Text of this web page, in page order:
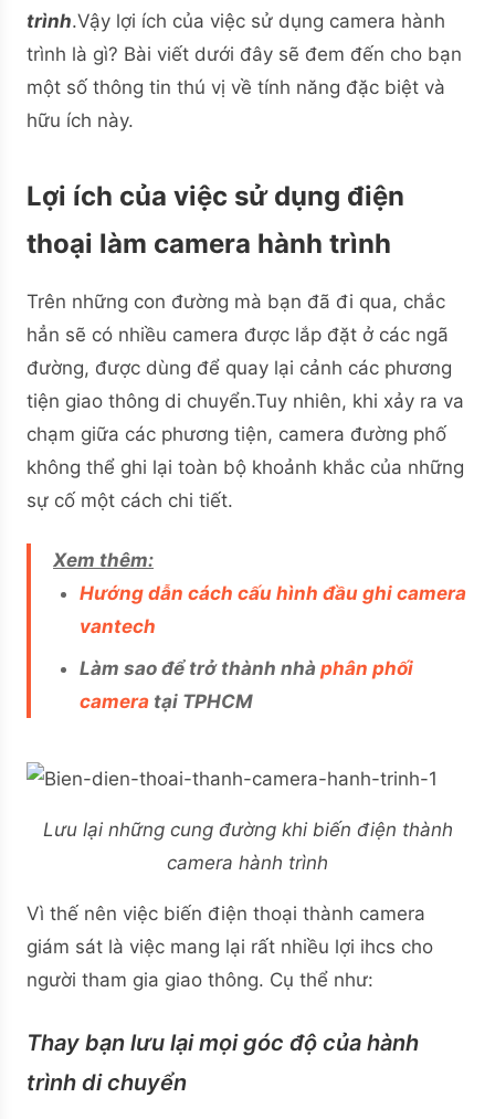
trình.Vậy lợi ích của việc sử dụng camera hành
trình là gì? Bài viết dưới đây sẽ đem đến cho bạn
một số thông tin thú vị về tính năng đặc biệt và
hữu ích này.
Lợi ích của việc sử dụng điện
thoại làm camera hành trình
Trên những con đường mà bạn đã đi qua, chắc
hẳn sẽ có nhiều camera được lắp đặt ở các ngã
đường, được dùng để quay lại cảnh các phương
tiện giao thông di chuyển.Tuy nhiên, khi xảy ra va
chạm giữa các phương tiện, camera đường phố
không thể ghi lại toàn bộ khoảnh khắc của những
sự cố một cách chi tiết.
Xem thêm:
Hướng dẫn cách cấu hình đầu ghi camera
vantech
Làm sao để trở thành nhà phân phối
camera tại TPHCM
Lưu lại những cung đường khi biến điện thành
camera hành trình
Vì thế nên việc biến điện thoại thành camera
giám sát là việc mang lại rất nhiều lợi ihcs cho
người tham gia giao thông. Cụ thể như:
Thay bạn lưu lại mọi góc độ của hành
trình di chuyển